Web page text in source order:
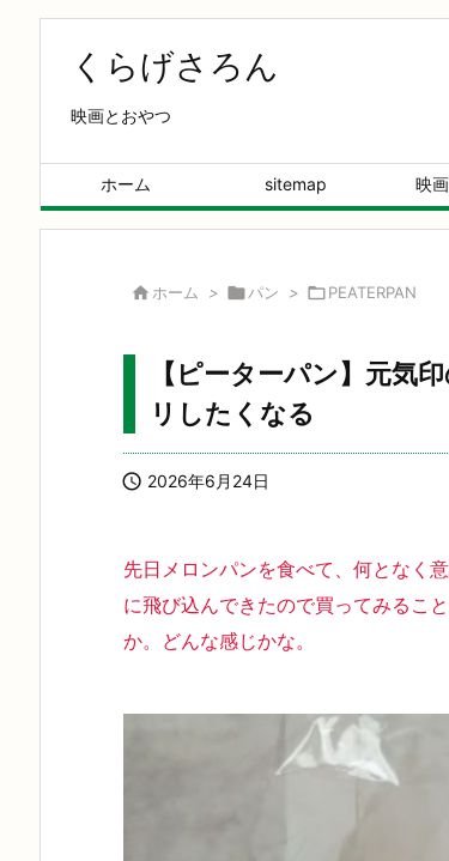
くらげさろん
映画とおやつ
ホーム sitemap 映
 ホーム > パン > PEATERPAN
【ピーターパン】元気
リしたくなる
 2026年6月24日
先日メロンパンを食べて、何となく
に飛び込んできたので買ってみること
か。どんな感じかな。